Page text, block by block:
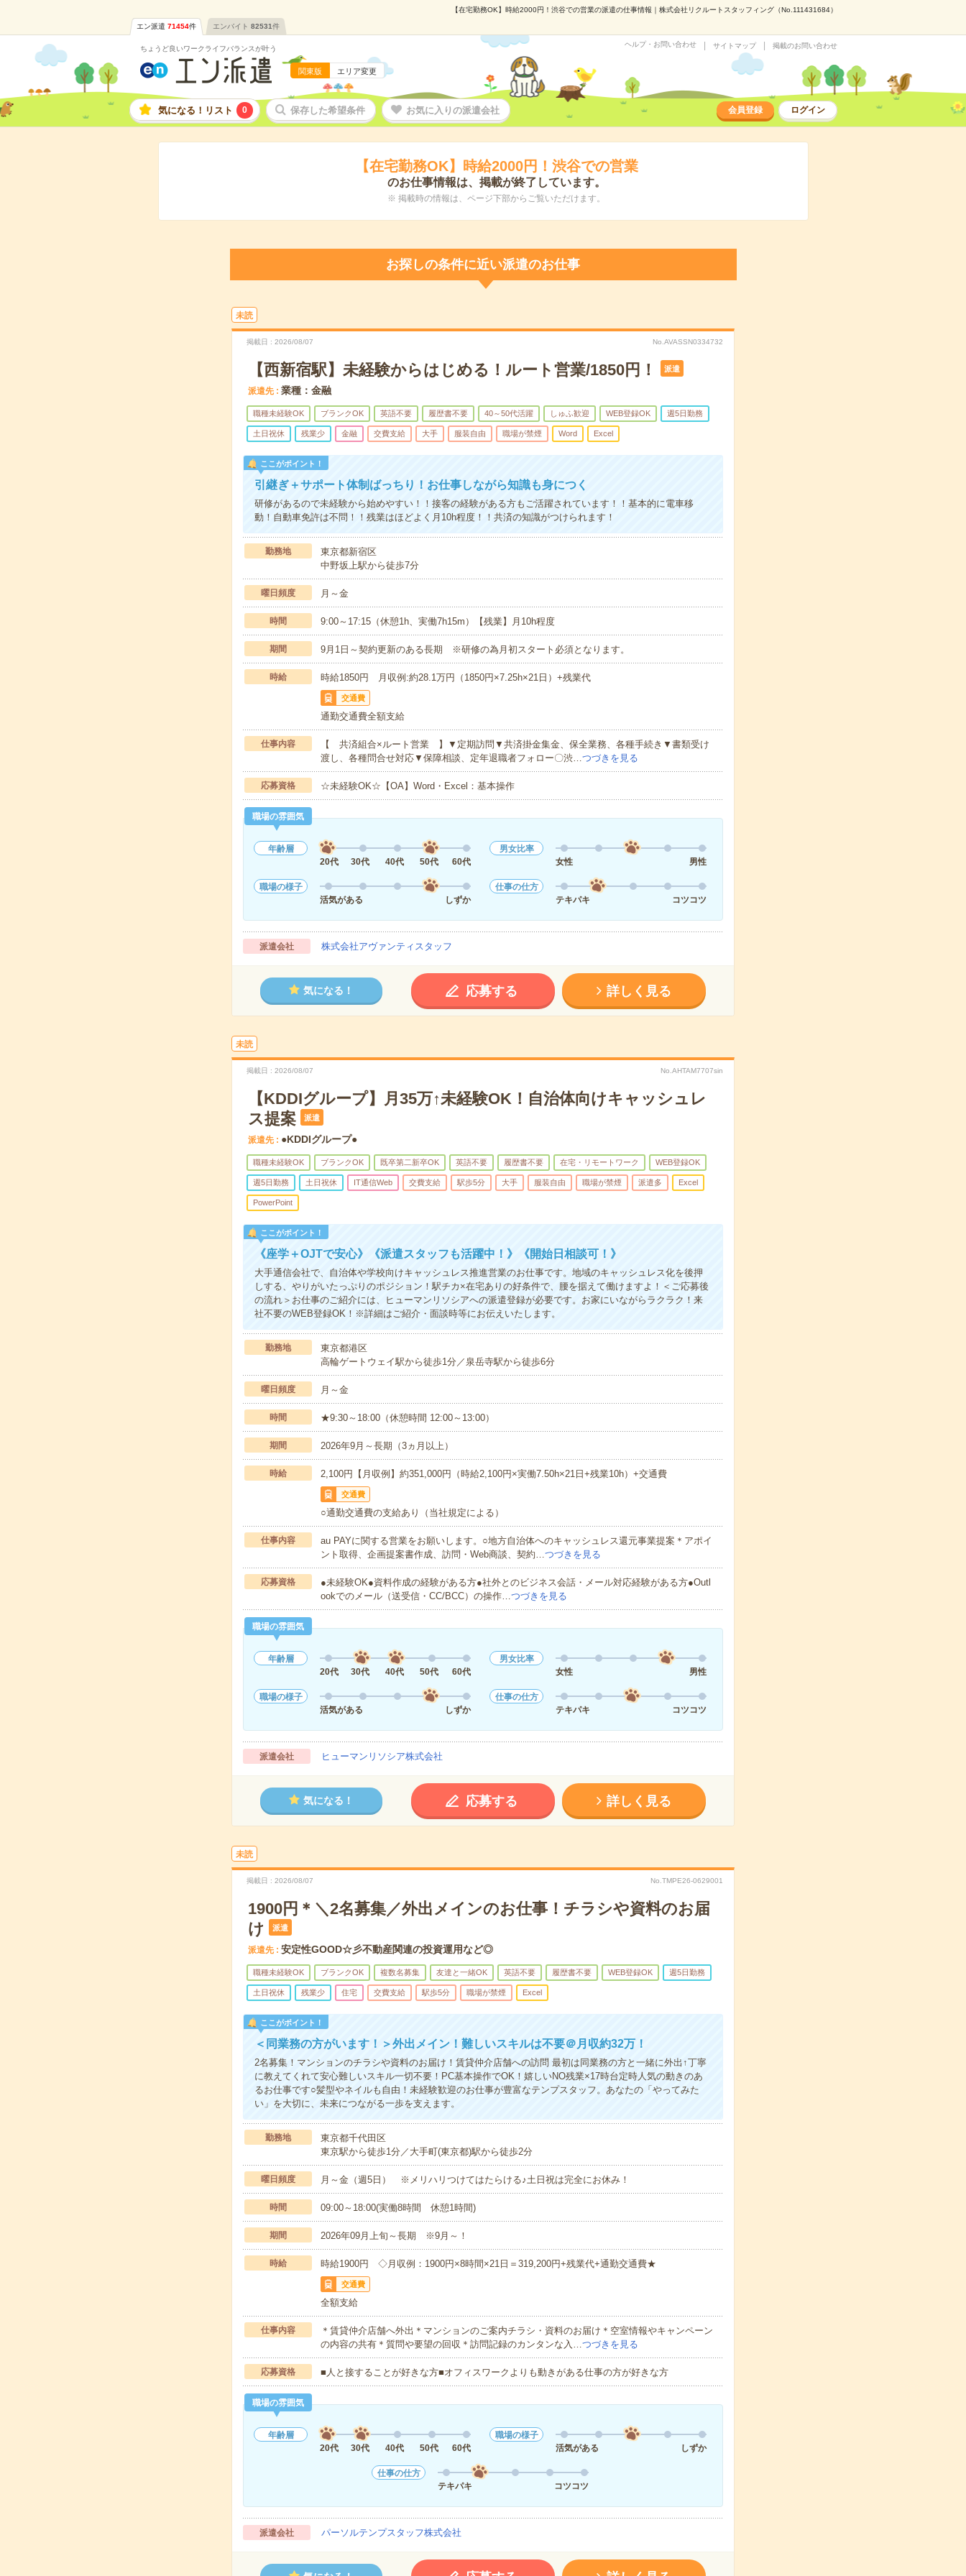
【在宅勤務OK】時給2000円！渋谷での営業の派遣の仕事情報｜株式会社リクルートスタッフィング（No.111431684）
エン派遣 71454件 エンバイト 82531件
ちょうど良いワークライフバランスが叶う
関東版 エリア変更
ヘルプ・お問い合わせ サイトマップ 掲載のお問い合わせ
気になる！リスト 0 保存した希望条件 お気に入りの派遣会社 会員登録 ログイン
【在宅勤務OK】時給2000円！渋谷での営業
のお仕事情報は、掲載が終了しています。
※ 掲載時の情報は、ページ下部からご覧いただけます。
お探しの条件に近い派遣のお仕事
未読
掲載日 2026/08/07 No.AVASSN0334732
【西新宿駅】未経験からはじめる！ルート営業/1850円！ 派遣
派遣先 業種：金融
職種未経験OK ブランクOK 英語不要 履歴書不要 40～50代活躍 しゅふ歓迎 WEB登録OK 週5日勤務
土日祝休 残業少 金融 交費支給 大手 服装自由 職場が禁煙 Word Excel
ここがポイント！
引継ぎ＋サポート体制ばっちり！お仕事しながら知識も身につく
研修があるので未経験から始めやすい！！接客の経験がある方もご活躍されています！！基本的に電車移
動！自動車免許は不問！！残業はほどよく月10h程度！！共済の知識がつけられます！
勤務地
東京都新宿区
中野坂上駅から徒歩7分
曜日頻度 月～金
時間 9:00～17:15（休憩1h、実働7h15m）【残業】月10h程度
期間 9月1日～契約更新のある長期 ※研修の為月初スタート必須となります。
時給 時給1850円 月収例:約28.1万円（1850円×7.25h×21日）+残業代
交通費
通勤交通費全額支給
仕事内容
【 共済組合×ルート営業 】▼定期訪問▼共済掛金集金、保全業務、各種手続き▼書類受け
渡し、各種問合せ対応▼保障相談、定年退職者フォロー〇渋…つづきを見る
応募資格 ☆未経験OK☆【OA】Word・Excel：基本操作
職場の雰囲気
年齢層
20代
30代 40代 50代 60代
男女比率
女性
男性
職場の様子
活気がある
しずか
仕事の仕方
テキパキ
コツコツ
派遣会社 株式会社アヴァンティスタッフ
気になる！ 応募する 詳しく見る
未読
掲載日 2026/08/07 No.AHTAM7707sin
【KDDIグループ】月35万↑未経験OK！自治体向けキャッシュレ
ス提案
派遣
派遣先 ●KDDIグループ●
職種未経験OK ブランクOK 既卒第二新卒OK 英語不要 履歴書不要 在宅・リモートワーク WEB登録OK
週5日勤務 土日祝休 IT通信Web 交費支給 駅歩5分 大手 服装自由 職場が禁煙 派遣多 Excel
PowerPoint
ここがポイント！
《座学＋OJTで安心》《派遣スタッフも活躍中！》《開始日相談可！》
大手通信会社で、自治体や学校向けキャッシュレス推進営業のお仕事です。地域のキャッシュレス化を後押
しする、やりがいたっぷりのポジション！駅チカ×在宅ありの好条件で、腰を据えて働けますよ！＜ご応募後
の流れ＞お仕事のご紹介には、ヒューマンリソシアへの派遣登録が必要です。お家にいながらラクラク！来
社不要のWEB登録OK！※詳細はご紹介・面談時等にお伝えいたします。
勤務地
東京都港区
高輪ゲートウェイ駅から徒歩1分／泉岳寺駅から徒歩6分
曜日頻度 月～金
時間 ★9:30～18:00（休憩時間 12:00～13:00）
期間 2026年9月～長期（3ヵ月以上）
時給 2,100円【月収例】約351,000円（時給2,100円×実働7.50h×21日+残業10h）+交通費
交通費
○通勤交通費の支給あり（当社規定による）
仕事内容
au PAYに関する営業をお願いします。○地方自治体へのキャッシュレス還元事業提案＊アポイ
ント取得、企画提案書作成、訪問・Web商談、契約…つづきを見る
応募資格
●未経験OK●資料作成の経験がある方●社外とのビジネス会話・メール対応経験がある方●Outl
ookでのメール（送受信・CC/BCC）の操作…つづきを見る
職場の雰囲気
年齢層
20代
30代 40代 50代 60代
男女比率
女性
男性
職場の様子
活気がある
しずか
仕事の仕方
テキパキ
コツコツ
派遣会社 ヒューマンリソシア株式会社
気になる！ 応募する 詳しく見る
未読
掲載日 2026/08/07 No.TMPE26-0629001
1900円＊＼2名募集／外出メインのお仕事！チラシや資料のお届
け
派遣
派遣先 安定性GOOD☆彡不動産関連の投資運用など◎
職種未経験OK ブランクOK 複数名募集 友達と一緒OK 英語不要 履歴書不要 WEB登録OK 週5日勤務
土日祝休 残業少 住宅 交費支給 駅歩5分 職場が禁煙 Excel
ここがポイント！
＜同業務の方がいます！＞外出メイン！難しいスキルは不要＠月収約32万！
2名募集！マンションのチラシや資料のお届け！賃貸仲介店舗への訪問 最初は同業務の方と一緒に外出↑丁寧
に教えてくれて安心難しいスキル一切不要！PC基本操作でOK！嬉しいNO残業×17時台定時人気の動きのあ
るお仕事です○髪型やネイルも自由！未経験歓迎のお仕事が豊富なテンプスタッフ。あなたの「やってみた
い」を大切に、未来につながる一歩を支えます。
勤務地
東京都千代田区
東京駅から徒歩1分／大手町(東京都)駅から徒歩2分
曜日頻度 月～金（週5日） ※メリハリつけてはたらける♪土日祝は完全にお休み！
時間 09:00～18:00(実働8時間 休憩1時間)
期間 2026年09月上旬～長期 ※9月～！
時給 時給1900円 ◇月収例：1900円×8時間×21日＝319,200円+残業代+通勤交通費★
交通費
全額支給
仕事内容
＊賃貸仲介店舗へ外出＊マンションのご案内チラシ・資料のお届け＊空室情報やキャンペーン
の内容の共有＊質問や要望の回収＊訪問記録のカンタンな入…つづきを見る
応募資格 ■人と接することが好きな方■オフィスワークよりも動きがある仕事の方が好きな方
職場の雰囲気
年齢層
20代
30代 40代 50代 60代
職場の様子
活気がある
しずか
仕事の仕方
テキパキ
コツコツ
派遣会社 パーソルテンプスタッフ株式会社